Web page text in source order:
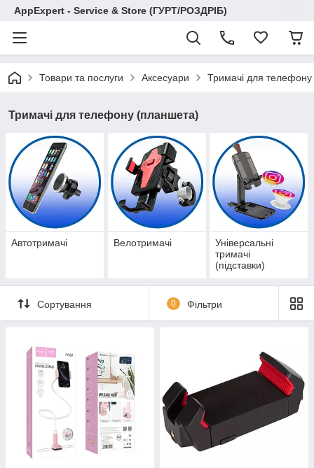
AppExpert - Service & Store (ГУРТ/РОЗДРІБ)
Товари та послуги Аксесуари Тримачі для
Тримачі для телефону (планшета)
Автотримачі Велотримачі
Універсальні
тримачі
(підставки)
Сортування 0 Фільтри